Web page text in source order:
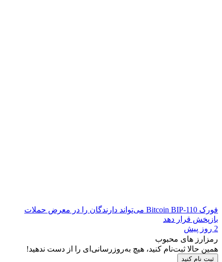
فورک Bitcoin BIP-110 می‌تواند دارندگان را در معرض حملات
بازپخش قرار دهد
2 روز پیش
رمزارز های محبوب
همین حالا ثبت‌نام کنید، هیچ به‌روزرسانی‌ای را از دست ندهید!
ثبت نام کنید